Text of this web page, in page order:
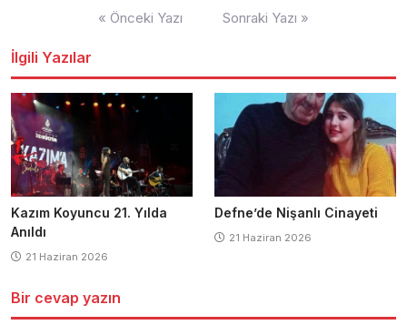
« Önceki Yazı Sonraki Yazı »
İlgili Yazılar
Kazım Koyuncu 21. Yılda
Anıldı
21 Haziran 2026
Defne’de Nişanlı Cinayeti
21 Haziran 2026
Bir cevap yazın